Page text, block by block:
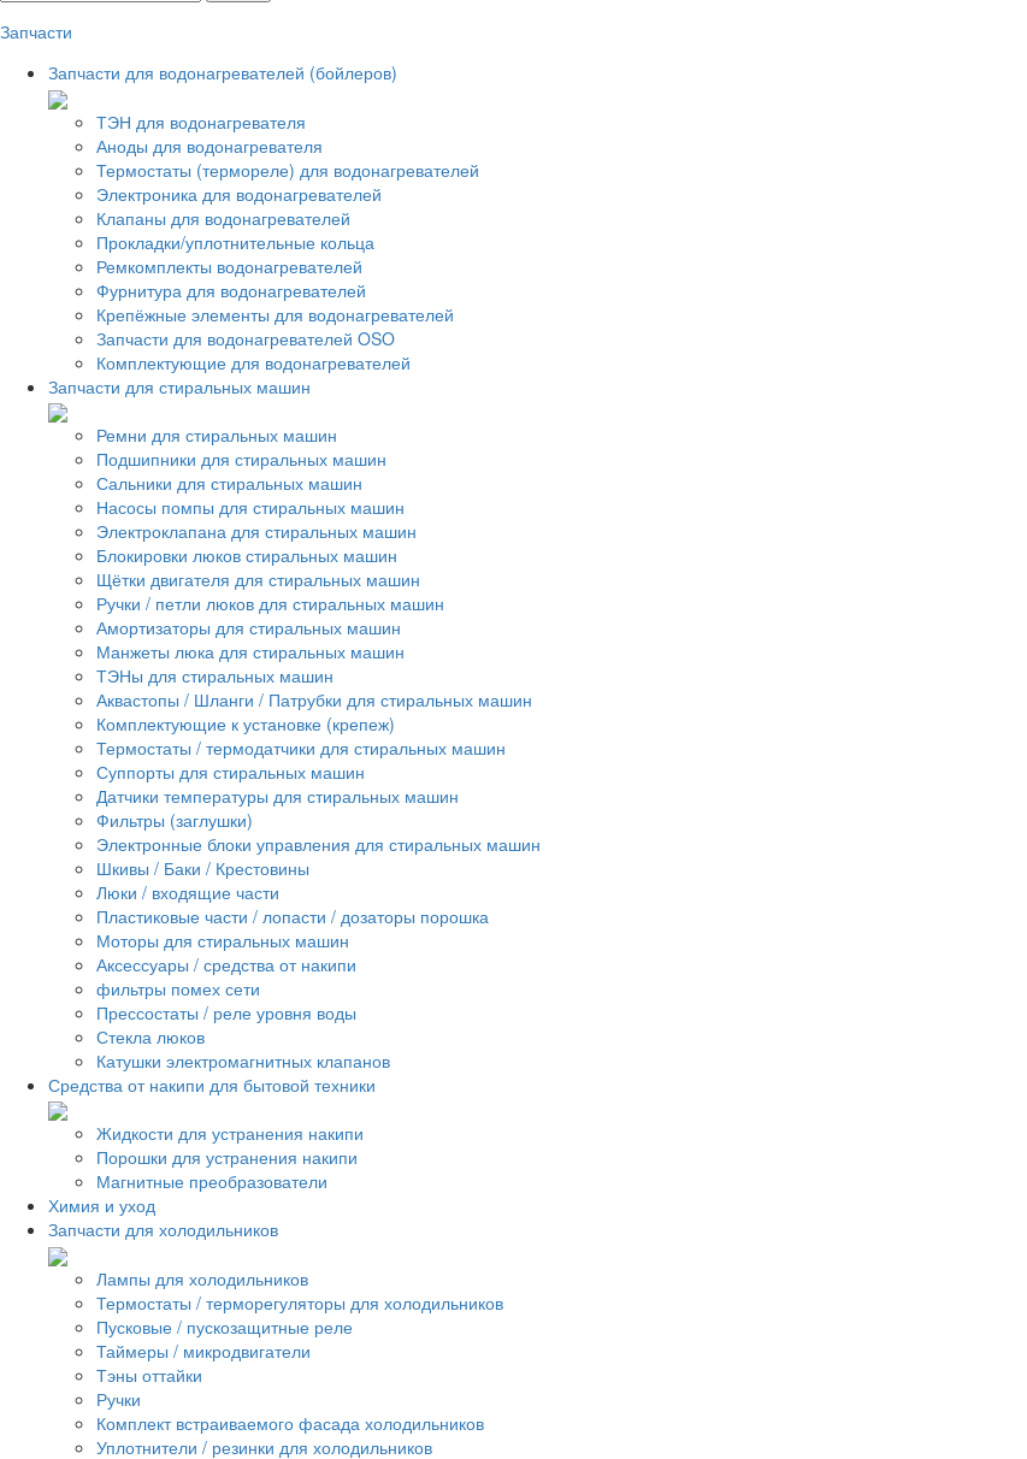
Запчасти
Запчасти для водонагревателей (бойлеров)
ТЭН для водонагревателя
Аноды для водонагревателя
Термостаты (термореле) для водонагревателей
Электроника для водонагревателей
Клапаны для водонагревателей
Прокладки/уплотнительные кольца
Ремкомплекты водонагревателей
Фурнитура для водонагревателей
Крепёжные элементы для водонагревателей
Запчасти для водонагревателей OSO
Комплектующие для водонагревателей
Запчасти для стиральных машин
Ремни для стиральных машин
Подшипники для стиральных машин
Сальники для стиральных машин
Насосы помпы для стиральных машин
Электроклапана для стиральных машин
Блокировки люков стиральных машин
Щётки двигателя для стиральных машин
Ручки / петли люков для стиральных машин
Амортизаторы для стиральных машин
Манжеты люка для стиральных машин
ТЭНы для стиральных машин
Аквастопы / Шланги / Патрубки для стиральных машин
Комплектующие к установке (крепеж)
Термостаты / термодатчики для стиральных машин
Суппорты для стиральных машин
Датчики температуры для стиральных машин
Фильтры (заглушки)
Электронные блоки управления для стиральных машин
Шкивы / Баки / Крестовины
Люки / входящие части
Пластиковые части / лопасти / дозаторы порошка
Моторы для стиральных машин
Аксессуары / средства от накипи
фильтры помех сети
Прессостаты / реле уровня воды
Стекла люков
Катушки электромагнитных клапанов
Средства от накипи для бытовой техники
Жидкости для устранения накипи
Порошки для устранения накипи
Магнитные преобразователи
Химия и уход
Запчасти для холодильников
Лампы для холодильников
Термостаты / терморегуляторы для холодильников
Пусковые / пускозащитные реле
Таймеры / микродвигатели
Тэны оттайки
Ручки
Комплект встраиваемого фасада холодильников
Уплотнители / резинки для холодильников